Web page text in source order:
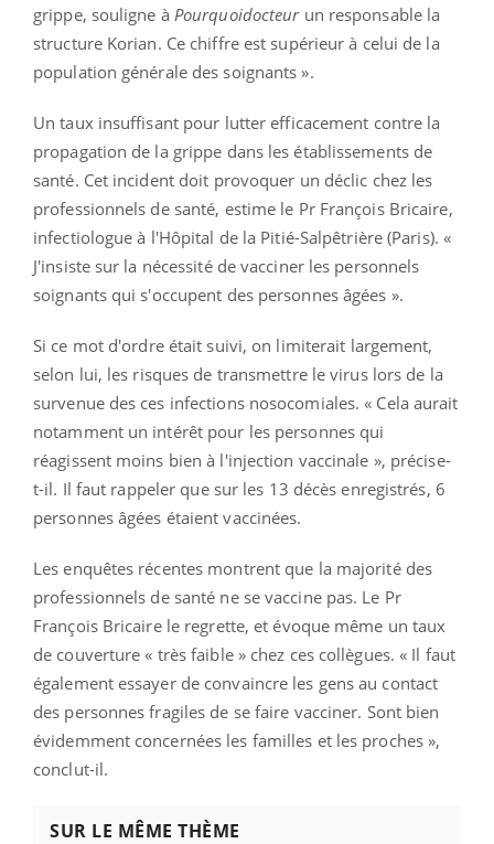
grippe, souligne à Pourquoidocteurun responsable la
structure Korian. Ce chiffre est supérieur à celui de la
population générale des soignants ».
Un taux insuffisant pour lutter efficacement contre la
propagation de la grippe dans les établissements de
santé. Cet incident doit provoquer un déclic chez les
professionnels de santé, estime le Pr François Bricaire,
infectiologue à l'Hôpital de la Pitié-Salpêtrière (Paris). «
J'insiste sur la nécessité de vacciner les personnels
soignants qui s'occupent des personnes âgées ».
Si ce mot d'ordre était suivi, on limiterait largement,
selon lui, les risques de transmettre le virus lors de la
survenue des ces infections nosocomiales. « Cela aurait
notamment un intérêt pour les personnes qui
réagissent moins bien à l'injection vaccinale », précise-
t-il. Il faut rappeler que sur les 13 décès enregistrés, 6
personnes âgées étaient vaccinées.
Les enquêtes récentes montrent que la majorité des
professionnels de santé ne se vaccine pas. Le Pr
François Bricaire le regrette, et évoque même un taux
de couverture « très faible » chez ces collègues. « Il faut
également essayer de convaincre les gens au contact
des personnes fragiles de se faire vacciner. Sont bien
évidemment concernées les familles et les proches »,
conclut-il.
SUR LE MÊME THÈME